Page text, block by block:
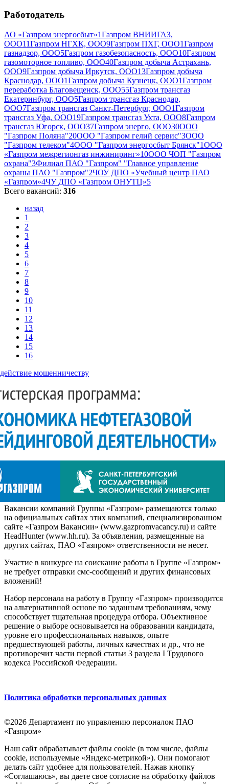
Работодатель
АО «Газпром энергосбыт»1Газпром ВНИИГАЗ,
ООО11Газпром НГХК, ООО9Газпром ПХГ, ООО1Газпром
газнадзор, ООО5Газпром газобезопасность, ООО10Газпром
газомоторное топливо, ООО40Газпром добыча Астрахань,
ООО9Газпром добыча Иркутск, ООО13Газпром добыча
Краснодар, ООО1Газпром добыча Кузнецк, ООО1Газпром
переработка Благовещенск, ООО55Газпром трансгаз
Екатеринбург, ООО5Газпром трансгаз Краснодар,
ООО7Газпром трансгаз Санкт-Петербург, ООО1Газпром
трансгаз Уфа, ООО19Газпром трансгаз Ухта, ООО8Газпром
трансгаз Югорск, ООО37Газпром энерго, ООО30ООО
"Газпром Поляна"20ООО "Газпром гелий сервис"3ООО
"Газпром телеком"4ООО "Газпром энергосбыт Брянск"1ООО
«Газпром межрегионгаз инжиниринг»10ООО ЧОП "Газпром
охрана"3Филиал ПАО "Газпром" "Главное управление
охраны ПАО "Газпром"2ЧОУ ДПО «Учебный центр ПАО
«Газпром»4ЧУ ДПО «Газпром ОНУТЦ»5
Всего вакансий: 316
назад
1
2
3
4
5
6
7
8
9
10
11
12
13
14
15
16
мошенничеству
Вакансии компаний Группы «Газпром» размещаются только
на официальных сайтах этих компаний, специализированном
сайте «Газпром Вакансии» (www.gazpromvacancy.ru) и сайте
HeadHunter (www.hh.ru). За объявления, размещенные на
других сайтах, ПАО «Газпром» ответственности не несет.
Участие в конкурсе на соискание работы в Группе «Газпром»
не требует отправки смс-сообщений и других финансовых
вложений!
Набор персонала на работу в Группу «Газпром» производится
на альтернативной основе по заданным требованиям, чему
способствует тщательная процедура отбора. Объективное
решение о выборе основывается на образовании кандидата,
уровне его профессиональных навыков, опыте
предшествующей работы, личных качествах и др., что не
противоречит части первой статьи 3 раздела I Трудового
кодекса Российской Федерации.
Политика обработки персональных данных
©2026 Департамент по управлению персоналом ПАО
«Газпром»
Наш сайт обрабатывает файлы cookie (в том числе, файлы
cookie, используемые «Яндекс-метрикой»). Они помогают
делать сайт удобнее для пользователей. Нажав кнопку
«Соглашаюсь», вы даете свое согласие на обработку файлов